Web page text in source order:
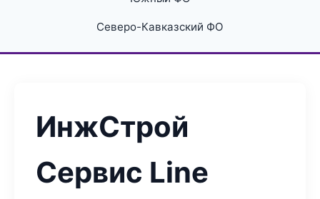
Северо-Кавказский ФО
ИнжСтрой
Сервис Line